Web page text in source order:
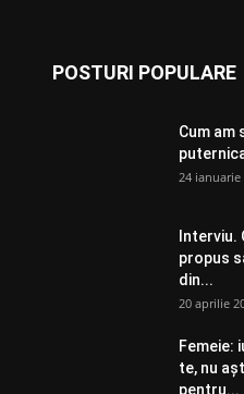
POSTURI POPULARE
Cum am
24 ianuarie
Interviu.
propus
din...
20 aprilie
Femeie:
te, nu
pentru...